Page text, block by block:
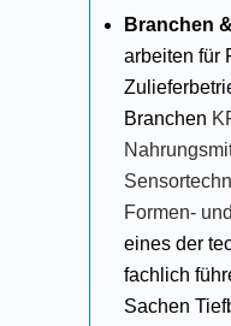
Branchen
arbeiten für
Branchen
Formen-
eines der
fachlich
Sachen